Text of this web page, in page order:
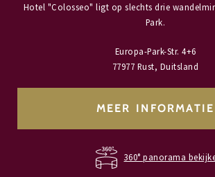
Hotel "Colosseo" ligt op slechts drie
Park.
Europa-Park-Str. 4+6
77977 Rust, Duitsland
MEER INFORMATIE
360° panorama